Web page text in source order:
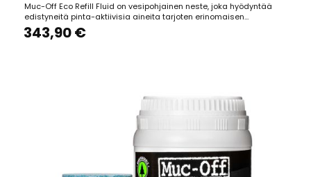
Muc-Off Eco Refill Fluid on vesipohjainen neste, joka hyödyntää
edistyneitä pinta-aktiivisia aineita tarjoten erinomaisen
rasvanpoistokyvyn. Sen koostumus sisältää korroosionestoaineita,
jotka suojaavat teräsosia ruostumiselta. Tuotteen käyttö voi johtaa
343,90 €